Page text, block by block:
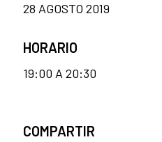
28 AGOSTO 2019
HORARIO
19:00 A 20:30
COMPARTIR